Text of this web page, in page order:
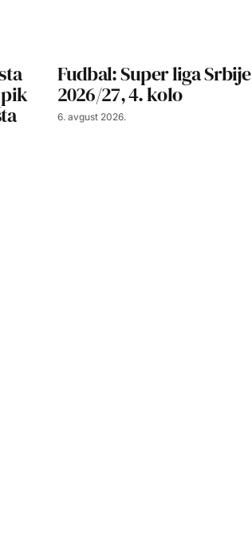
Fudbal: Super liga Srbije
2026/27, 4. kolo
6. avgust 2026.